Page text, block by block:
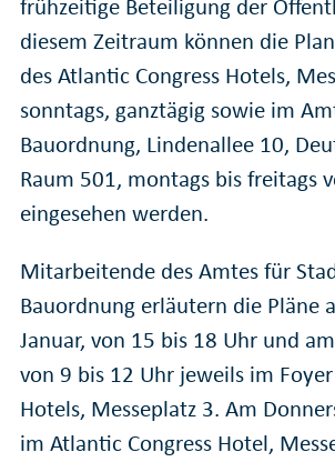
frühzeitige Beteiligung der
diesem Zeitraum können die
des Atlantic Congress Hotels,
sonntags, ganztägig sowie im
Bauordnung, Lindenallee 10,
Raum 501, montags bis freitags
eingesehen werden.
Mitarbeitende des Amtes für
Bauordnung erläutern die Pläne
Januar, von 15 bis 18 Uhr und
von 9 bis 12 Uhr jeweils im
Hotels, Messeplatz 3. Am
im Atlantic Congress Hotel,